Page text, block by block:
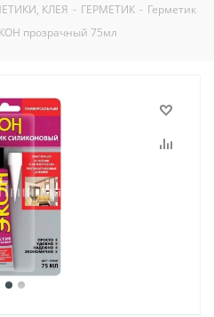
КЛЕЯ - ГЕРМЕТИК - Герметик
прозрачный 75мл